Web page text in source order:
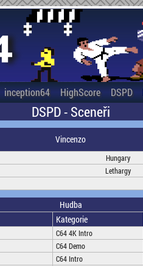
inception64 HighScore DSPD
DSPD - Sceneři
Vincenzo
Hungary
Lethargy
Hudba
Kategorie
C64 4K Intro
C64 Demo
C64 Intro